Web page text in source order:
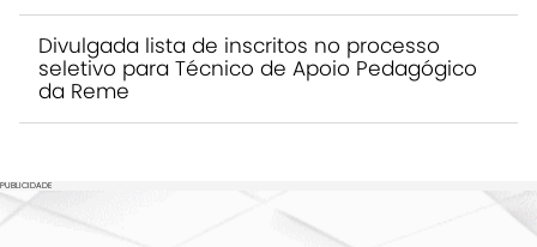
Divulgada lista de inscritos no processo
seletivo para Técnico de Apoio Pedagógico
da Reme
PUBLICIDADE